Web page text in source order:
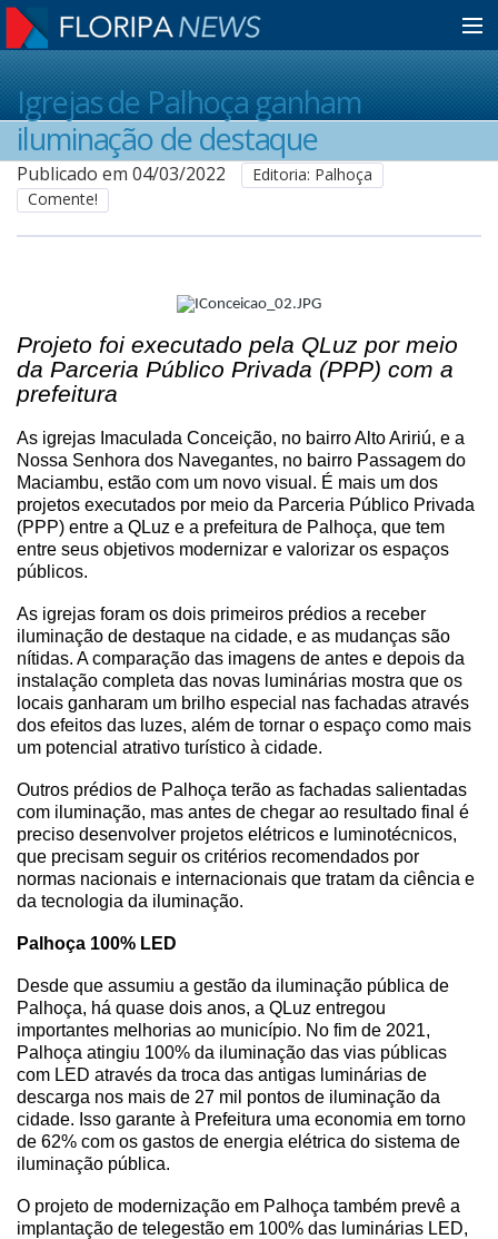
Home
Notícias
Colunistas
Guia de Serviços
Anuncie
Cinema
Agenda Cultural
Anuncie
Fale Conosco
Igrejas de Palhoça ganham
iluminação de destaque
Publicado em 04/03/2022
Editoria: Palhoça
Comente!
Projeto foi executado pela QLuz por meio
da Parceria Público Privada (PPP) com a
prefeitura
As igrejas Imaculada Conceição, no bairro Alto Aririú, e a
Nossa Senhora dos Navegantes, no bairro Passagem do
Maciambu, estão com um novo visual. É mais um dos
projetos executados por meio da Parceria Público Privada
(PPP) entre a QLuz e a prefeitura de Palhoça, que tem
entre seus objetivos modernizar e valorizar os espaços
públicos.
As igrejas foram os dois primeiros prédios a receber
iluminação de destaque na cidade, e as mudanças são
nítidas. A comparação das imagens de antes e depois da
instalação completa das novas luminárias mostra que os
locais ganharam um brilho especial nas fachadas através
dos efeitos das luzes, além de tornar o espaço como mais
um potencial atrativo turístico à cidade.
Outros prédios de Palhoça terão as fachadas salientadas
com iluminação, mas antes de chegar ao resultado final é
preciso desenvolver projetos elétricos e luminotécnicos,
que precisam seguir os critérios recomendados por
normas nacionais e internacionais que tratam da ciência e
da tecnologia da iluminação.
Palhoça 100% LED
Desde que assumiu a gestão da iluminação pública de
Palhoça, há quase dois anos, a QLuz entregou
importantes melhorias ao município. No fim de 2021,
Palhoça atingiu 100% da iluminação das vias públicas
com LED através da troca das antigas luminárias de
descarga nos mais de 27 mil pontos de iluminação da
cidade. Isso garante à Prefeitura uma economia em torno
de 62% com os gastos de energia elétrica do sistema de
iluminação pública.
O projeto de modernização em Palhoça também prevê a
implantação de telegestão em 100% das luminárias LED,